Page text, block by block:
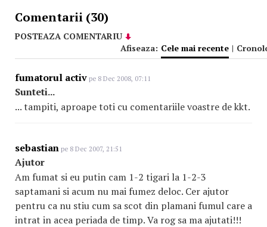
Comentarii (30)
POSTEAZA COMENTARIU
Afiseaza: Cele mai recente |
fumatorul activ pe 8 Dec 2008, 07:11
Sunteti...
... tampiti, aproape toti cu comentariile voastre de kkt.
sebastian pe 8 Dec 2007, 21:51
Ajutor
Am fumat si eu putin cam 1-2 tigari la 1-2-3
saptamani si acum nu mai fumez deloc. Cer ajutor
pentru ca nu stiu cum sa scot din plamani fumul care a
intrat in acea periada de timp. Va rog sa ma ajutati!!!